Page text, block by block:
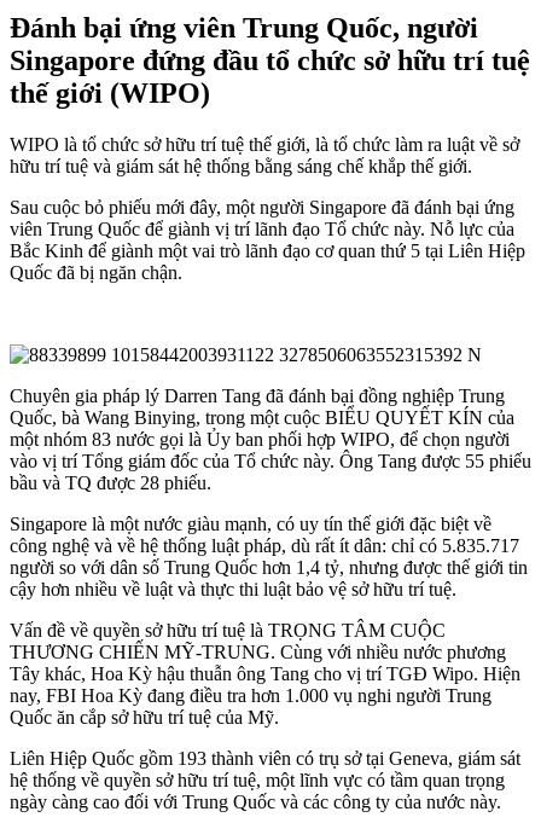
Đánh bại ứng viên Trung Quốc, người
Singapore đứng đầu tổ chức sở hữu trí tuệ
thế giới (WIPO)
WIPO là tổ chức sở hữu trí tuệ thế giới, là tổ chức làm ra luật về sở
hữu trí tuệ và giám sát hệ thống bằng sáng chế khắp thế giới.
Sau cuộc bỏ phiếu mới đây, một người Singapore đã đánh bại ứng
viên Trung Quốc để giành vị trí lãnh đạo Tổ chức này. Nỗ lực của
Bắc Kinh để giành một vai trò lãnh đạo cơ quan thứ 5 tại Liên Hiệp
Quốc đã bị ngăn chận.
Chuyên gia pháp lý Darren Tang đã đánh bại đồng nghiệp Trung
Quốc, bà Wang Binying, trong một cuộc BIỂU QUYẾT KÍN của
một nhóm 83 nước gọi là Ủy ban phối hợp WIPO, để chọn người
vào vị trí Tổng giám đốc của Tổ chức này. Ông Tang được 55 phiếu
bầu và TQ được 28 phiếu.
Singapore là một nước giàu mạnh, có uy tín thế giới đặc biệt về
công nghệ và về hệ thống luật pháp, dù rất ít dân: chỉ có 5.835.717
người so với dân số Trung Quốc hơn 1,4 tỷ, nhưng được thế giới tin
cậy hơn nhiều về luật và thực thi luật bảo vệ sở hữu trí tuệ.
Vấn đề về quyền sở hữu trí tuệ là TRỌNG TÂM CUỘC
THƯƠNG CHIẾN MỸ-TRUNG. Cùng với nhiều nước phương
Tây khác, Hoa Kỳ hậu thuẫn ông Tang cho vị trí TGĐ Wipo. Hiện
nay, FBI Hoa Kỳ đang điều tra hơn 1.000 vụ nghi người Trung
Quốc ăn cắp sở hữu trí tuệ của Mỹ.
Liên Hiệp Quốc gồm 193 thành viên có trụ sở tại Geneva, giám sát
hệ thống về quyền sở hữu trí tuệ, một lĩnh vực có tầm quan trọng
ngày càng cao đối với Trung Quốc và các công ty của nước này.